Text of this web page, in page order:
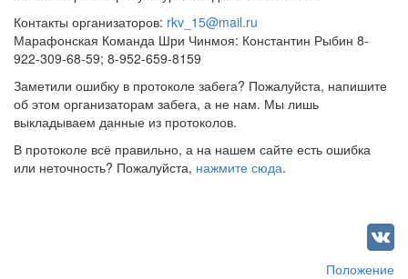
Контакты организаторов: rkv_15@mail.ru
Марафонская Команда Шри Чинмоя: Константин Рыбин 8-
922-309-68-59; 8-952-659-8159
Заметили ошибку в протоколе забега? Пожалуйста, напишите
об этом организаторам забега, а не нам. Мы лишь
выкладываем данные из протоколов.
В протоколе всё правильно, а на нашем сайте есть ошибка
или неточность? Пожалуйста, нажмите сюда.
Положение